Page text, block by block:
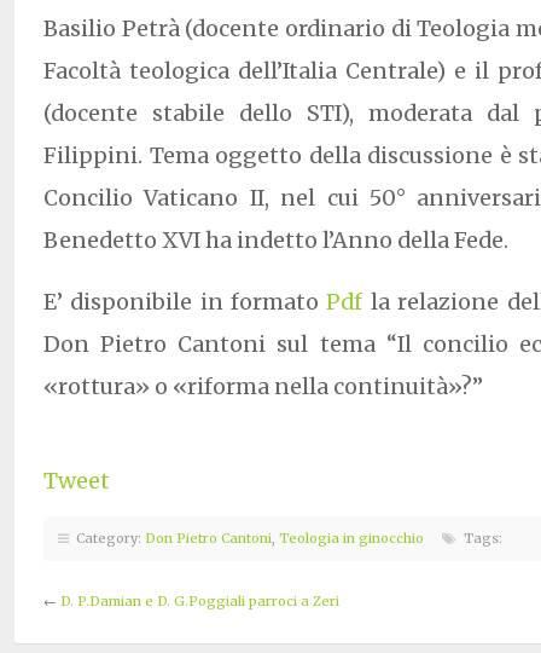
Basilio Petrà (docente ordinario di Teologia
Facoltà teologica dell’Italia Centrale) e il
(docente stabile dello STI), moderata dal
Filippini. Tema oggetto della discussione è
Concilio Vaticano II, nel cui 50°
Benedetto XVI ha indetto l’Anno della Fede.
E’ disponibile in formatoPdf la relazione
Don Pietro Cantoni sul tema “Il concilio
«rottura» o «riforma nella continuità»?”
Tweet
Category: Don Pietro Cantoni, Teologia in ginocchio Tags:
← D. P.Damian e D. G.Poggiali parroci a Zeri